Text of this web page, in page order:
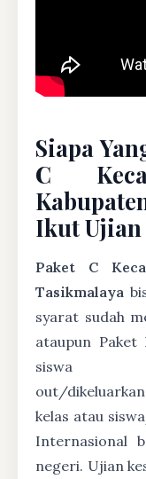
Siapa
C
Ikut Ujian
Paket C
Tasikmalaya
syarat sudah
ataupun
siswa
out/
kelas atau
Internasional
negeri. Ujian